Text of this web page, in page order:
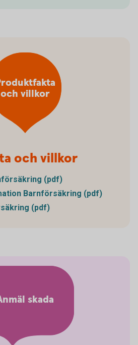
och villkor
(pdf)
Barnförsäkring (pdf)
(pdf)
och villkor
skada